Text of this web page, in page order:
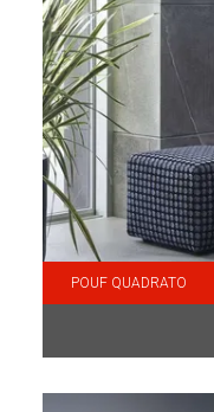
POUF QUADRATO